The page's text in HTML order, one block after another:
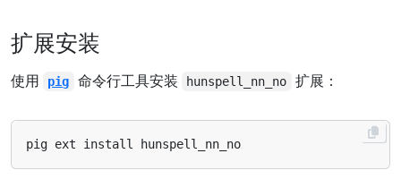
扩展安装
使用 pig 命令行工具安装 hunspell_nn_no 扩展：